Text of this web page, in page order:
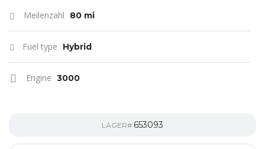
Meilenzahl 80 mi
Fuel type Hybrid
Engine 3000
LAGER# 653093